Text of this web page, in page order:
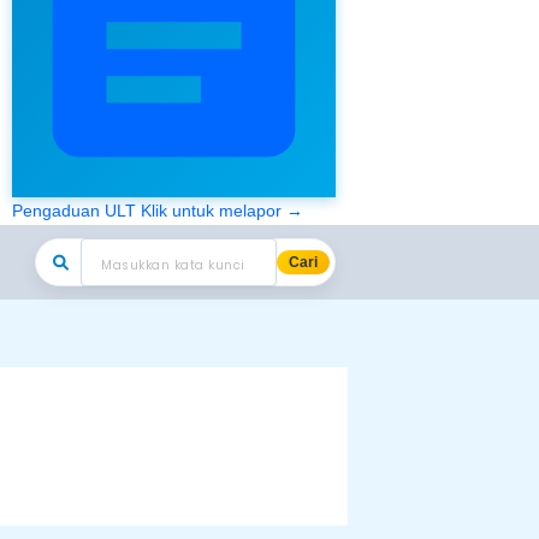
Pengaduan ULT Klik untuk melapor →
Cari